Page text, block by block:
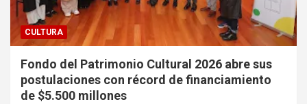
CULTURA
Fondo del Patrimonio Cultural 2026 abre sus
postulaciones con récord de financiamiento
de $5.500 millones